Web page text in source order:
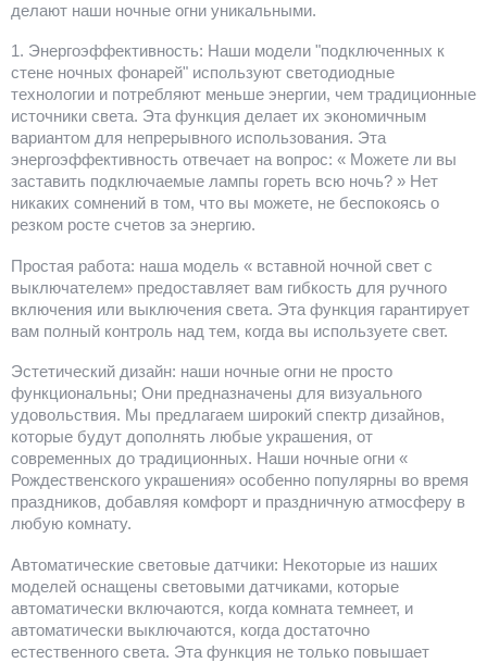
делают наши ночные огни уникальными.
1. Энергоэффективность: Наши модели "подключенных к
стене ночных фонарей" используют светодиодные
технологии и потребляют меньше энергии, чем традиционные
источники света. Эта функция делает их экономичным
вариантом для непрерывного использования. Эта
энергоэффективность отвечает на вопрос: « Можете ли вы
заставить подключаемые лампы гореть всю ночь? » Нет
никаких сомнений в том, что вы можете, не беспокоясь о
резком росте счетов за энергию.
Простая работа: наша модель « вставной ночной свет с
выключателем» предоставляет вам гибкость для ручного
включения или выключения света. Эта функция гарантирует
вам полный контроль над тем, когда вы используете свет.
Эстетический дизайн: наши ночные огни не просто
функциональны; Они предназначены для визуального
удовольствия. Мы предлагаем широкий спектр дизайнов,
которые будут дополнять любые украшения, от
современных до традиционных. Наши ночные огни «
Рождественского украшения» особенно популярны во время
праздников, добавляя комфорт и праздничную атмосферу в
любую комнату.
Автоматические световые датчики: Некоторые из наших
моделей оснащены световыми датчиками, которые
автоматически включаются, когда комната темнеет, и
автоматически выключаются, когда достаточно
естественного света. Эта функция не только повышает